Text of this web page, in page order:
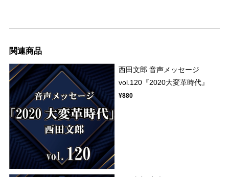
関連商品
西田文郎 音声メッセージ
vol.120『2020大変革時代』
¥880